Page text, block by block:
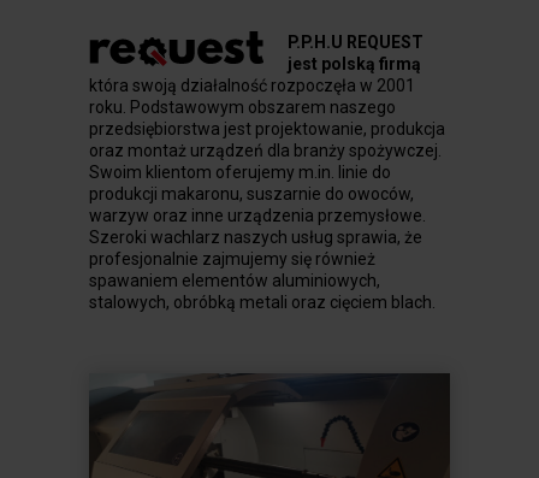
P.P.H.U REQUEST
jest polską firmą
która swoją działalność rozpoczęła w 2001
roku. Podstawowym obszarem naszego
przedsiębiorstwa jest projektowanie, produkcja
oraz montaż urządzeń dla branży spożywczej.
Swoim klientom oferujemy m.in. linie do
produkcji makaronu, suszarnie do owoców,
warzyw oraz inne urządzenia przemysłowe.
Szeroki wachlarz naszych usług sprawia, że
profesjonalnie zajmujemy się również
spawaniem elementów aluminiowych,
stalowych, obróbką metali oraz cięciem blach.